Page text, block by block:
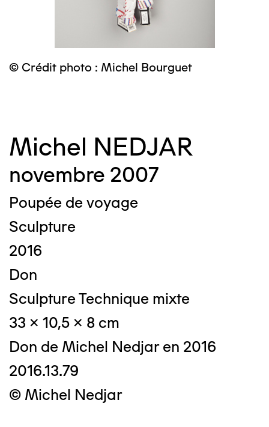
© Crédit photo : Michel Bourguet
Michel NEDJAR
novembre 2007
Poupée de voyage
Sculpture
2016
Don
Sculpture Technique mixte
33 x 10,5 x 8 cm
Don de Michel Nedjar en 2016
2016.13.79
© Michel Nedjar